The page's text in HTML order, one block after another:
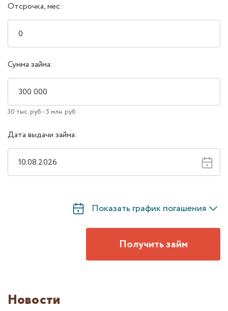
Отсрочка, мес:
Сумма займа:
30 тыс. руб - 5 млн. руб
Дата выдачи займа:
Показать график погашения
Получить займ
Новости